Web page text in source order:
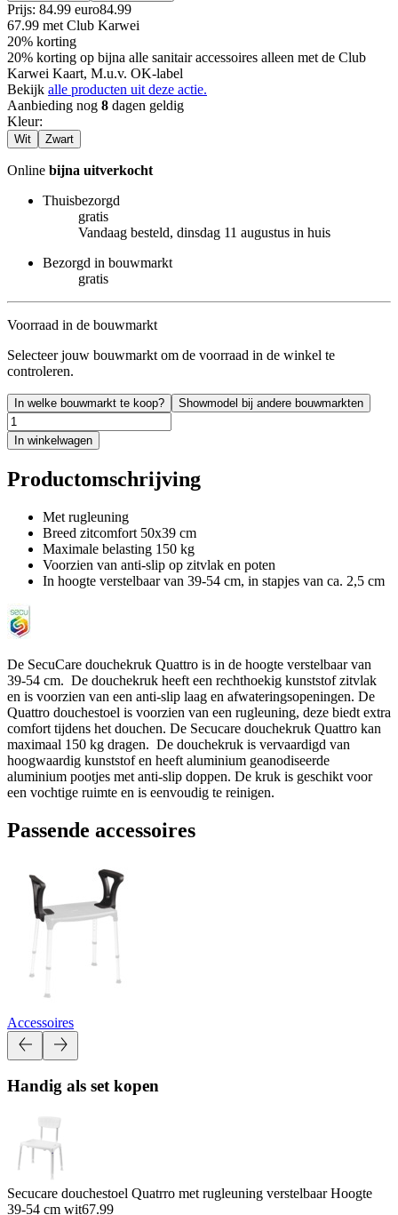
Prijs: 84.99 euro84.99
67.99 met Club Karwei
20% korting
20% korting op bijna alle sanitair accessoires alleen met de Club
Karwei Kaart, M.u.v. OK-label
Bekijk alle producten uit deze actie.
Aanbieding nog 8 dagen geldig
Kleur:
Wit Zwart
Online bijna uitverkocht
Thuisbezorgd
gratis
Vandaag besteld, dinsdag 11 augustus in huis
Bezorgd in bouwmarkt
gratis
Voorraad in de bouwmarkt
Selecteer jouw bouwmarkt om de voorraad in de winkel te
controleren.
In welke bouwmarkt te koop? Showmodel bij andere bouwmarkten
In winkelwagen
Productomschrijving
Met rugleuning
Breed zitcomfort 50x39 cm
Maximale belasting 150 kg
Voorzien van anti-slip op zitvlak en poten
In hoogte verstelbaar van 39-54 cm, in stapjes van ca. 2,5 cm
De SecuCare douchekruk Quattro is in de hoogte verstelbaar van
39-54 cm. De douchekruk heeft een rechthoekig kunststof zitvlak
en is voorzien van een anti-slip laag en afwateringsopeningen. De
Quattro douchestoel is voorzien van een rugleuning, deze biedt extra
comfort tijdens het douchen. De Secucare douchekruk Quattro kan
maximaal 150 kg dragen. De douchekruk is vervaardigd van
hoogwaardig kunststof en heeft aluminium geanodiseerde
aluminium pootjes met anti-slip doppen. De kruk is geschikt voor
een vochtige ruimte en is eenvoudig te reinigen.
Passende accessoires
Accessoires
Handig als set kopen
Secucare douchestoel Quatrro met rugleuning verstelbaar Hoogte
39-54 cm wit67.99